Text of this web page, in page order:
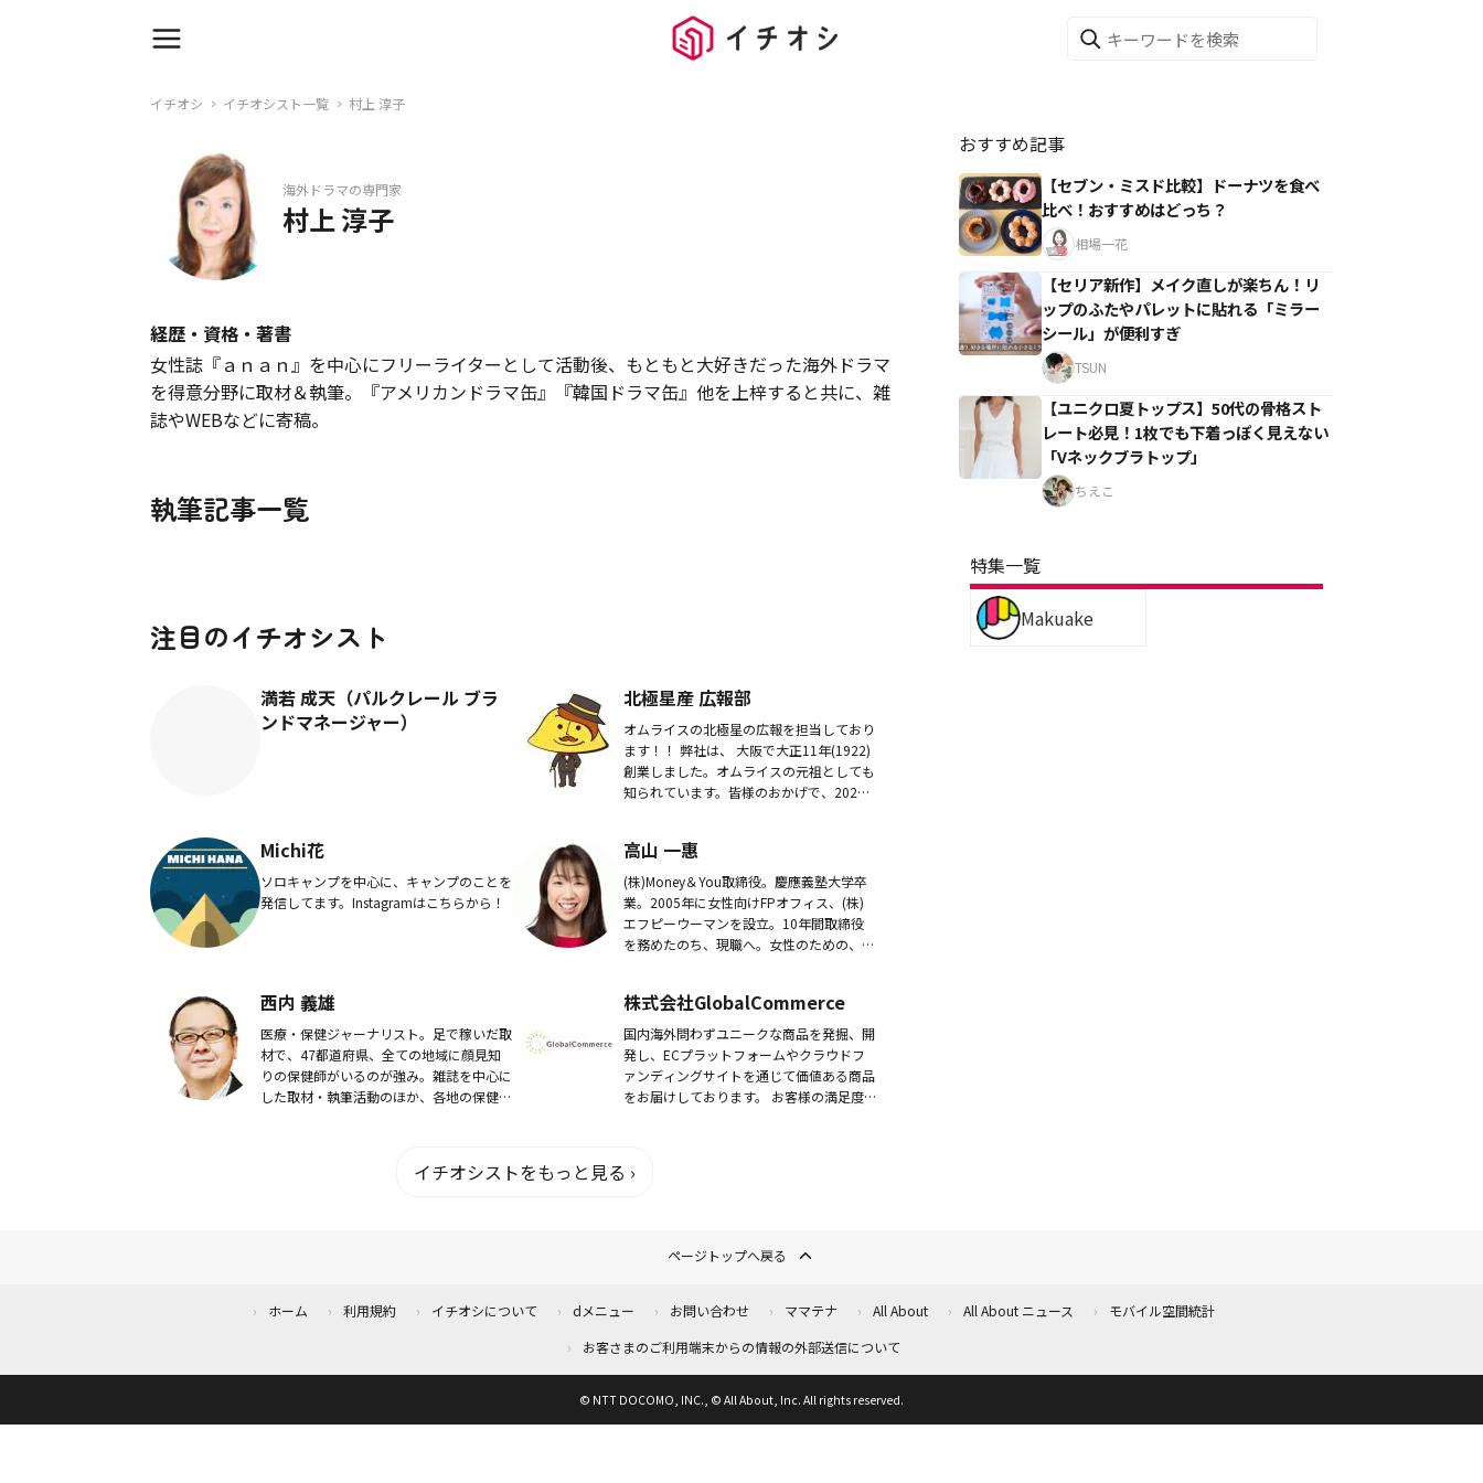
イチオシ イチオシスト一覧 村上 淳子
海外ドラマの専門家
村上 淳子
経歴・資格・著書
女性誌『ａｎａｎ』を中心にフリーライターとして活動後、もともと大好きだった海外ドラマ
を得意分野に取材＆執筆。『アメリカンドラマ缶』『韓国ドラマ缶』他を上梓すると共に、雑
誌やWEBなどに寄稿。
執筆記事一覧
注目のイチオシスト
満若 成天（パルクレール ブラ
ンドマネージャー）
北極星産 広報部
オムライスの北極星の広報を担当しており
ます！！ 弊社は、 大阪で大正11年(1922)
創業しました。オムライスの元祖としても
知られています。皆様のおかげで、2023
Michi花
ソロキャンプを中心に、キャンプのことを
発信してます。Instagramはこちらから！
高山 一惠
(株)Money＆You取締役。慶應義塾大学卒
業。2005年に女性向けFPオフィス、(株)
エフピーウーマンを設立。10年間取締役
を務めたのち、現職へ。女性のための、一
西内 義雄
医療・保健ジャーナリスト。足で稼いだ取
材で、47都道府県、全ての地域に顔見知
りの保健師がいるのが強み。雑誌を中心に
した取材・執筆活動のほか、各地の保健師
株式会社GlobalCommerce
国内海外問わずユニークな商品を発掘、開
発し、ECプラットフォームやクラウドフ
ァンディングサイトを通じて価値ある商品
をお届けしております。 お客様の満足度
イチオシストをもっと見る ›
おすすめ記事
【セブン・ミスド比較】ドーナツを食べ
比べ！おすすめはどっち？
相場一花
【セリア新作】メイク直しが楽ちん！リ
ップのふたやパレットに貼れる「ミラー
シール」が便利すぎ
TSUN
【ユニクロ夏トップス】50代の骨格スト
レート必見！1枚でも下着っぽく見えない
「Vネックブラトップ」
ちえこ
特集一覧
Makuake
ページトップへ戻る
ホーム 利用規約 イチオシについて dメニュー お問い合わせ ママテナ All About All About ニュース
モバイル空間統計
お客さまのご利用端末からの情報の外部送信について
© NTT DOCOMO, INC., © All About, Inc. All rights reserved.